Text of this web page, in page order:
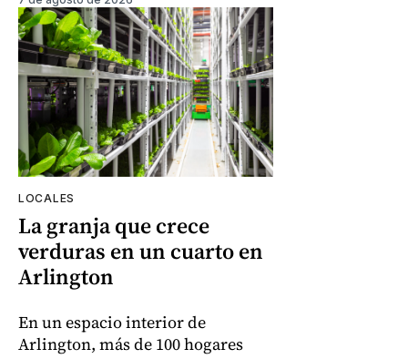
LOCALES
La granja que crece
verduras en un cuarto en
Arlington
En un espacio interior de
Arlington, más de 100 hogares